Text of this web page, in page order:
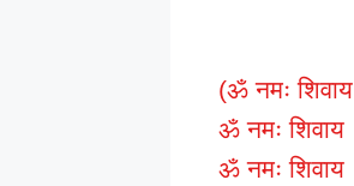
(ॐ नमः शिवाय
ॐ नमः शिवाय
ॐ नमः शिवाय